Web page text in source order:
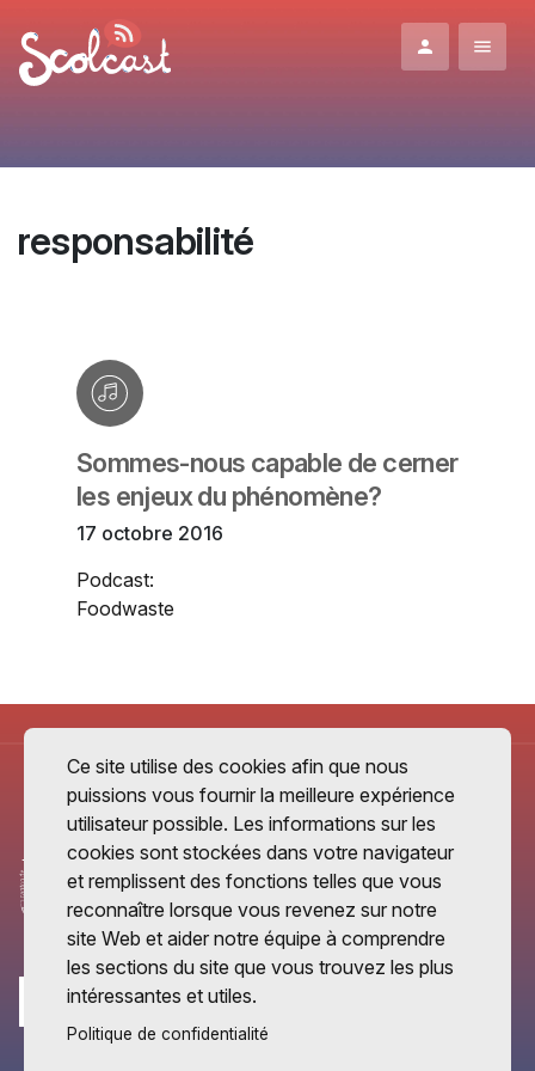
responsabilité
Sommes-nous capable de cerner
les enjeux du phénomène?
17 octobre 2016
Podcast:
Foodwaste
Ce site utilise des cookies afin que nous
puissions vous fournir la meilleure expérience
utilisateur possible. Les informations sur les
cookies sont stockées dans votre navigateur
et remplissent des fonctions telles que vous
reconnaître lorsque vous revenez sur notre
site Web et aider notre équipe à comprendre
les sections du site que vous trouvez les plus
intéressantes et utiles.
Politique de confidentialité